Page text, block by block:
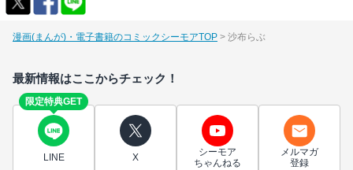
漫画(まんが)・電子書籍のコミックシーモアTOP 沙布らぶ
最新情報はここからチェック！
限定特典GET
LINE X
シーモア
ちゃんねる
メルマガ
登録